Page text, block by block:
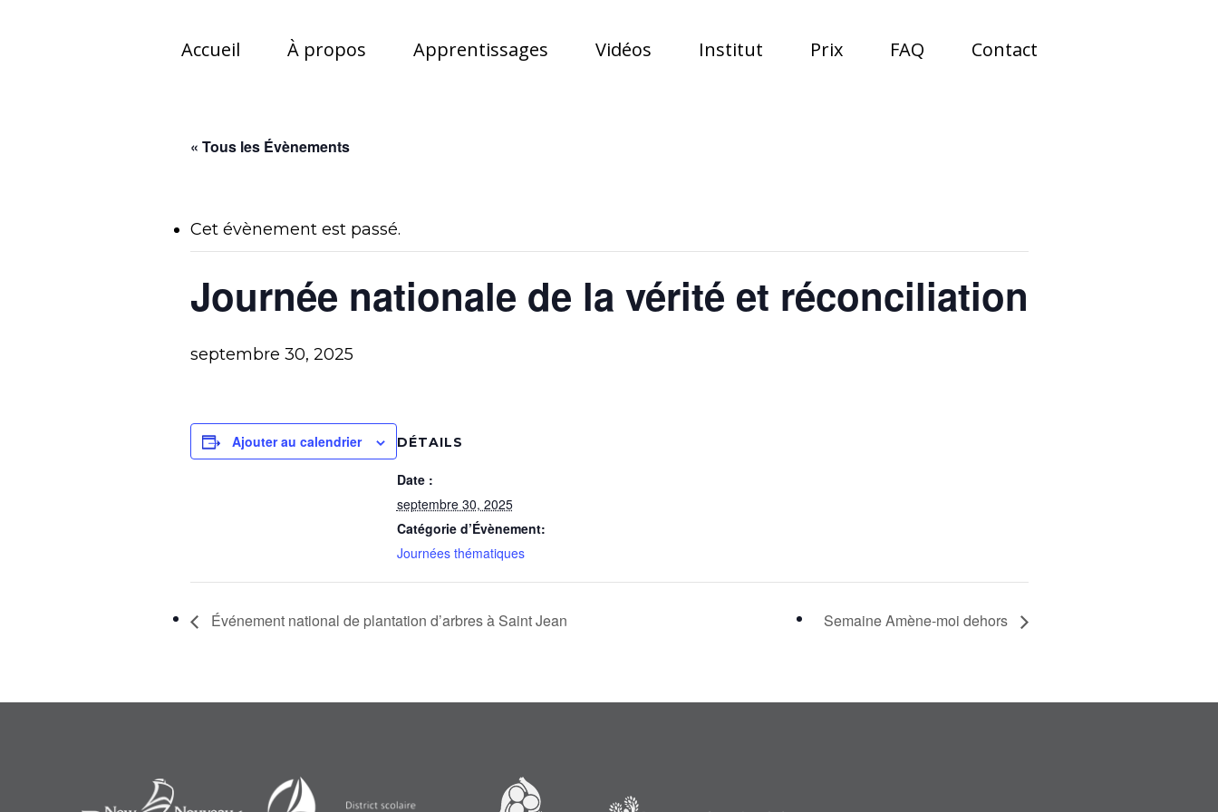
Accueil À propos Apprentissages Vidéos Institut Prix FAQ Contact
« Tous les Évènements
Cet évènement est passé.
Journée nationale de la vérité et réconciliation
septembre 30, 2025
Ajouter au calendrier DÉTAILS
Date :
septembre 30, 2025
Catégorie d’Évènement:
Journées thématiques
Événement national de plantation d’arbres à Saint Jean Semaine Amène-moi dehors